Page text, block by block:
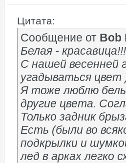
Цитата:
Сообщение от Bob
Белая - красавица!!!
С нашей весенней
угадываться цвет
Я тоже люблю
другие цвета.
Только задник
Есть (были во
подкрылки и
лед в арках легко